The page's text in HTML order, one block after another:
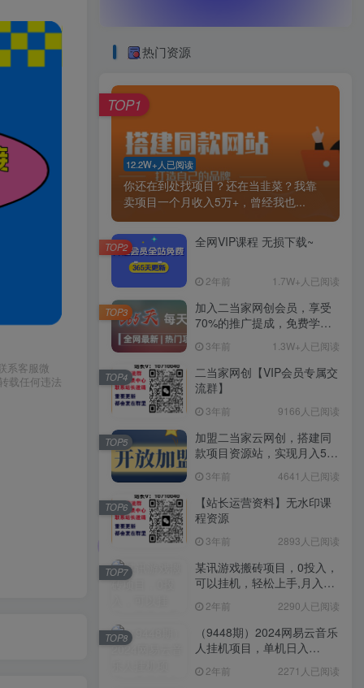
系客服微
载任何违法
热门资源
12.2W+人已阅读
你还在到处找项目？还在当韭菜？我靠
卖项目一个月收入5万+，曾经我也...
TOP1
全网VIP课程 无损下载~
2年前 1.7W+人已阅读
TOP2
加入二当家网创会员，享受
70%的推广提成，免费学习
大神。
3年前 1.3W+人已阅读
TOP3
二当家网创【VIP会员专属交
流群】
3年前 9166人已阅读
TOP4
加盟二当家云网创，搭建同
款项目资源站，实现月入5万
3年前 4641人已阅读
TOP5
【站长运营资料】无水印课
程资源
3年前 2893人已阅读
TOP6
某讯游戏搬砖项目，0投入，
可以挂机，轻松上手,月入
2年前 2290人已阅读
TOP7
（9448期）2024网易云音乐
人挂机项目，单机日入
2年前 2271人已阅读
TOP8